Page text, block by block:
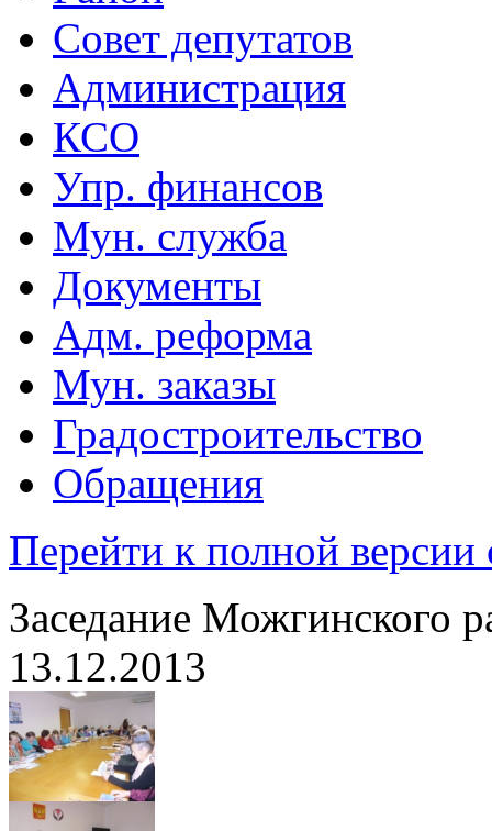
Совет депутатов
Администрация
КСО
Упр. финансов
Мун. служба
Документы
Адм. реформа
Мун. заказы
Градостроительство
Обращения
Перейти к полной версии
Заседание Можгинского
13.12.2013